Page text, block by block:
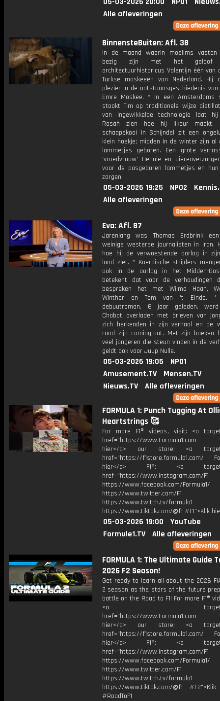
Alle afleveringen
BinnensteBuiten: Afl. 38
In de maand waarin moslims
bezig zijn met het geloof
architectuurhistoricus Valentijn één van
Turkse moskeeën van Nederland. Hij
plezier in de ontstaansgeschiedenis van
Emre Moskee. * In een Amsterdams
stookt Tim op traditionele wijze
van ingewikkelde technologie laat hij
Rosah zien hoe hij likeur
schaapskooi in Schijndel zit een
klein hoekje; midden in de winter zijn al
lammetjes geboren. Een grote
'vroedvrouw' Hennie en
voor de pasgeboren lammetjes en
zorgen.
05-03-2026 19:25 NPO2
Alle afleveringen
Eva: Afl. 87
Jarenlang was Thomas Erdbrink
weinige westerse journalisten in Iran.
hoe hij de verwoestende oorlog in
land ziet. * Koerdische strijders
ook in de oorlog in het Midden-
betekent dat voor de verhoudingen
bespreken het met Wilma Haan,
Winther en Tom van 't Einde.
debuutroman, 6 jaar geleden,
Chabot overladen met brieven van
zich herkenden in zijn verhaal en de
rond zijn coming-out. Met zijn boeken
veel jongeren die steun vinden in de
geldt ook voor Juup Nulle.
05-03-2026 19:05
NPO1
Amusement.TV
Mensen.TV
Nieuws.TV
Alle afleveringen
FORMULA 1: Punch Tugging At
Heartstrings 🥰
For more F1® videos, visit: <a
href="https://www.Formula1.com
hier</a> our store: <a
href="https://f1store.formula1.com/
hier</a> F1®: <a
href="https://www.instagram.com/F1
https://www.facebook.com/Formula1/
https://www.twitter.com/F1
https://www.twitch.tv/formula1
https://www.tiktok.com/@f1 #F1">Klik
05-03-2026 19:00
YouTube
Formule1.TV
Alle afleveringen
FORMULA 1: The Ultimate Guide
2026 F2 Season!
Get ready to learn all about the 2026
2 season as the stars of the future
battle on the Road to F1! For more F1®
<a
href="https://www.Formula1.com
hier</a> our store: <a
href="https://f1store.formula1.com/
hier</a> F1®: <a
href="https://www.instagram.com/F1
https://www.facebook.com/Formula1/
https://www.twitter.com/F1
https://www.twitch.tv/formula1
https://www.tiktok.com/@f1
#RoadToF1